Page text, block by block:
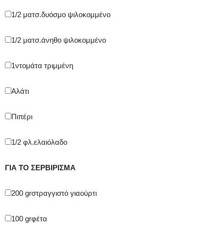
1/2 ματσ.δυόσμο ψιλοκομμένο
1/2 ματσ.άνηθο ψιλοκομμένο
1ντομάτα τριμμένη
Αλάτι
Πιπέρι
1/2 φλ.ελαιόλαδο
ΓΙΑ ΤΟ ΣΕΡΒΙΡΙΣΜΑ
200 grστραγγιστό γιαούρτι
100 grφέτα